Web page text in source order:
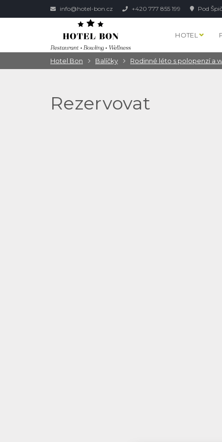
info@hotel-bon.cz +420 777 855 199 Pod
HOTEL
Hotel Bon Balíčky Rodinné léto s polopenzí a
Rezervovat